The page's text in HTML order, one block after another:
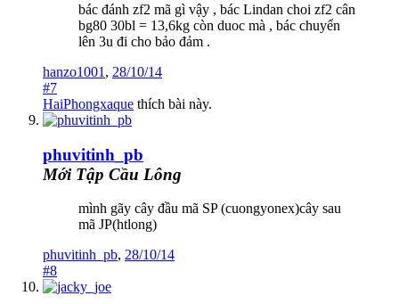
bác đánh zf2 mã gì vậy , bác Lindan choi zf2 cân
bg80 30bl = 13,6kg còn duoc mà , bác chuyển
lên 3u đi cho bảo đảm .
hanzo1001 , 28/10/14
#7
HaiPhongxaque thích bài này.
phuvitinh_pb
Mới Tập Cầu Lông
mình gãy cây đầu mã SP (cuongyonex)cây sau
mã JP(htlong)
phuvitinh_pb, 28/10/14
#8